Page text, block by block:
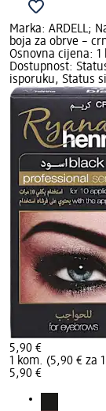
Marka: ARDELL;
boja za obrve –
Osnovna cijena: 1
Dostupnost:
isporuku, Status
5,90 €
1 kom. (5,90 € za
5,90 €